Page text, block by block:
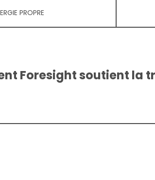
PROPRE
Foresight soutient la